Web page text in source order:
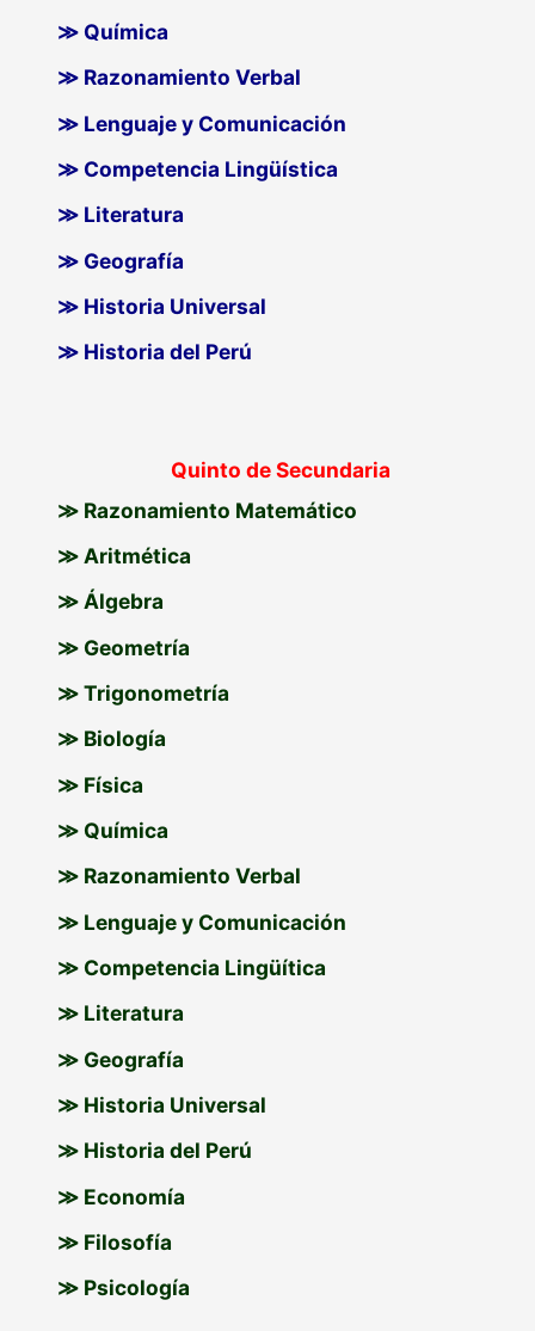
≫ Química
≫ Razonamiento Verbal
≫ Lenguaje y Comunicación
≫ Competencia Lingüística
≫ Literatura
≫ Geografía
≫ Historia Universal
≫ Historia del Perú
Quinto de Secundaria
≫ Razonamiento Matemático
≫ Aritmética
≫ Álgebra
≫ Geometría
≫ Trigonometría
≫ Biología
≫ Física
≫ Química
≫ Razonamiento Verbal
≫ Lenguaje y Comunicación
≫ Competencia Lingüítica
≫ Literatura
≫ Geografía
≫ Historia Universal
≫ Historia del Perú
≫ Economía
≫ Filosofía
≫ Psicología